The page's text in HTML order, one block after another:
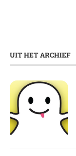
UIT HET ARCHIEF